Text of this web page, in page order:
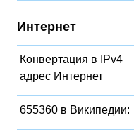
Интернет
Конвертация в IPv4
адрес Интернет
655360 в Википедии: